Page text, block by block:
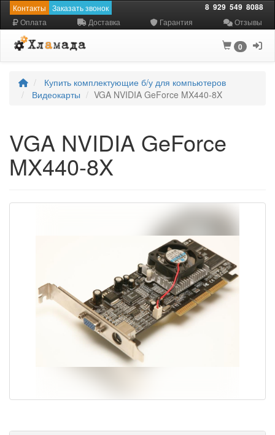
Контакты Заказать звонок 8 929 549 8088
Оплата Доставка Гарантия Отзывы
0
Купить комплектующие б/у для компьютеров
Видеокарты
VGA NVIDIA GeForce MX440-8X
VGA NVIDIA GeForce
MX440-8X